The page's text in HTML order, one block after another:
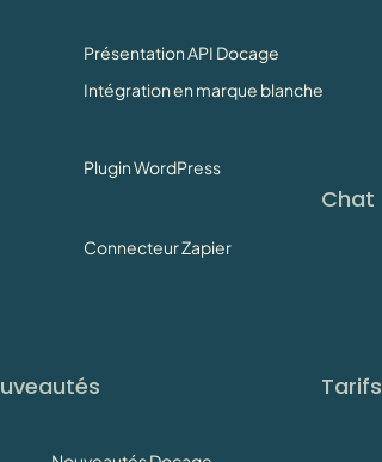
Présentation API Docage
Intégration en marque blanche
Plugin WordPress
Connecteur Zapier
Chat
Tarifs